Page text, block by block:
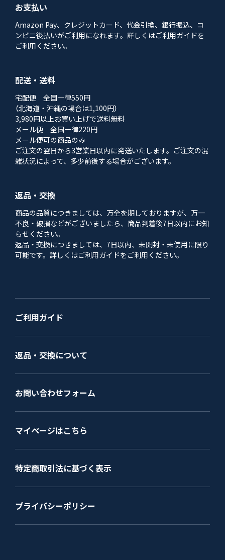
お支払い
Amazon Pay、クレジットカード、代金引換、銀行振込、コ
ンビニ後払いがご利用になれます。詳しくはご利用ガイドを
ご利用ください。
配送・送料
宅配便 全国一律550円
（北海道・沖縄の場合は1,100円）
3,980円以上お買い上げで送料無料
メール便 全国一律220円
メール便可の商品のみ
ご注文の翌日から3営業日以内に発送いたします。ご注文の混
雑状況によって、多少前後する場合がございます。
返品・交換
商品の品質につきましては、万全を期しておりますが、万一
不良・破損などがございましたら、商品到着後7日以内にお知
らせください。
返品・交換につきましては、7日以内、未開封・未使用に限り
可能です。詳しくはご利用ガイドをご利用ください。
ご利用ガイド
返品・交換について
お問い合わせフォーム
マイページはこちら
特定商取引法に基づく表示
プライバシーポリシー